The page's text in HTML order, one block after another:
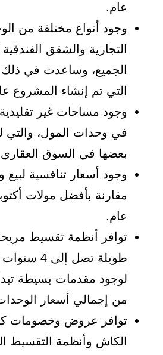
عام.
وجود أنواع مختلفة من
التجارية والشقق
الجميع، وساعدت في ذلك
التي تم إنشاء المشروع
وجود مساحات غير
في وحدات المول، والتي
بعضها في السوق
وجود أسعار تنافسية لبيع
مقارنة بأفضل مولات
عام.
توافر أنظمة تقسيط
طويلة تصل
من إجمالي أسعار
توافر عروض وخصومات
الكاش وأنظمة التقسيط